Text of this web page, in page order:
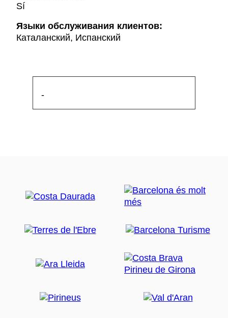
Sí
Языки обслуживания клиентов:
Каталанский, Испанский
-